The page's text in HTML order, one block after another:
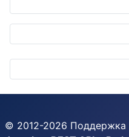
© 2012-2026 Поддержка